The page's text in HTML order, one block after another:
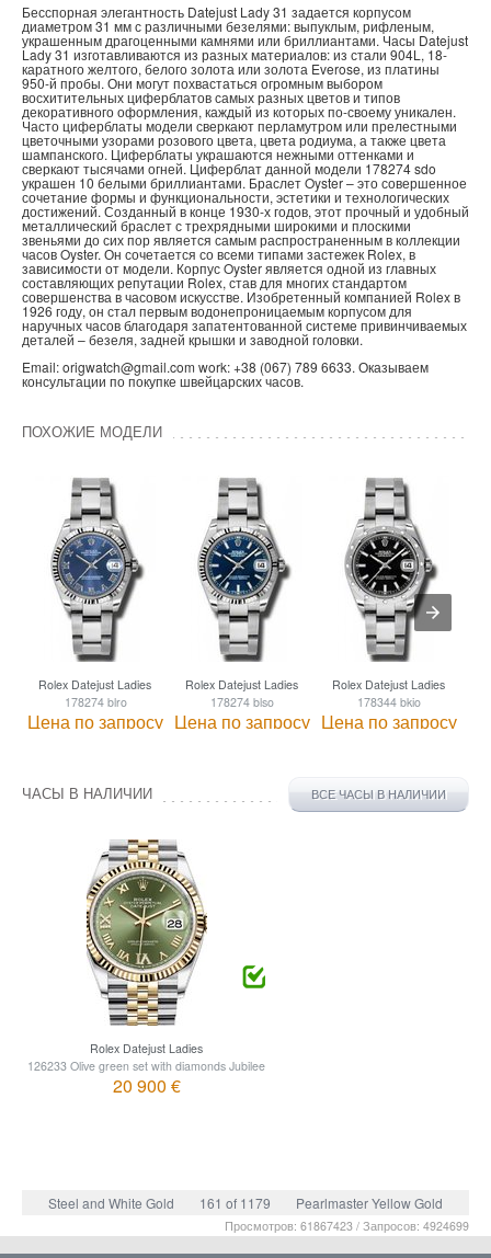
Бесспорная элегантность Datejust Lady 31 задается корпусом
диаметром 31 мм с различными безелями: выпуклым, рифленым,
украшенным драгоценными камнями или бриллиантами. Часы Datejust
Lady 31 изготавливаются из разных материалов: из стали 904L, 18-
каратного желтого, белого золота или золота Everose, из платины
950-й пробы. Они могут похвастаться огромным выбором
восхитительных циферблатов самых разных цветов и типов
декоративного оформления, каждый из которых по-своему уникален.
Часто циферблаты модели сверкают перламутром или прелестными
цветочными узорами розового цвета, цвета родиума, а также цвета
шампанского. Циферблаты украшаются нежными оттенками и
сверкают тысячами огней. Циферблат данной модели 178274 sdo
украшен 10 белыми бриллиантами. Браслет Oyster – это совершенное
сочетание формы и функциональности, эстетики и технологических
достижений. Созданный в конце 1930-х годов, этот прочный и удобный
металлический браслет с трехрядными широкими и плоскими
звеньями до сих пор является самым распространенным в коллекции
часов Oyster. Он сочетается со всеми типами застежек Rolex, в
зависимости от модели. Корпус Oyster является одной из главных
составляющих репутации Rolex, став для многих стандартом
совершенства в часовом искусстве. Изобретенный компанией Rolex в
1926 году, он стал первым водонепроницаемым корпусом для
наручных часов благодаря запатентованной системе привинчиваемых
деталей – безеля, задней крышки и заводной головки.
Email: origwatch@gmail.com work: +38 (067) 789 6633. Оказываем
консультации по покупке швейцарских часов.
ПОХОЖИЕ МОДЕЛИ
Rolex Datejust Ladies
178274 blro
Цена по запросу
Rolex Datejust Ladies
178274 blso
Цена по запросу
Rolex Datejust Ladies
178344 bkio
Цена по запросу
ЧАСЫ В НАЛИЧИИ ВСЕ ЧАСЫ В НАЛИЧИИ
Rolex Datejust Ladies
126233 Olive green set with diamonds Jubilee
20 900 €
Steel and White Gold 161 of 1179 Pearlmaster Yellow Gold
Просмотров: 61867423 / Запросов: 4924699